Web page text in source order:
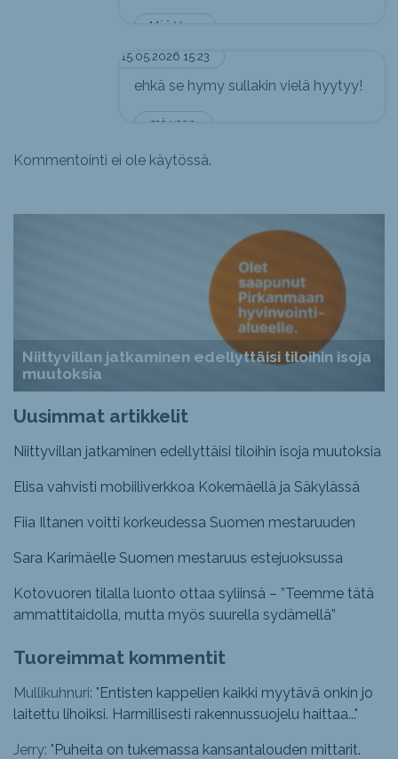
Mää Vaan
15.05.2026 15:23
mä vaan.
ehkä se hymy sullakin vielä hyytyy!
Kommentointi ei ole käytössä.
Niittyvillan jatkaminen edellyttäisi tiloihin isoja
muutoksia
Uusimmat artikkelit
Niittyvillan jatkaminen edellyttäisi tiloihin isoja muutoksia
Elisa vahvisti mobiiliverkkoa Kokemäellä ja Säkylässä
Fiia Iltanen voitti korkeudessa Suomen mestaruuden
Sara Karimäelle Suomen mestaruus estejuoksussa
Kotovuoren tilalla luonto ottaa syliinsä – ”Teemme tätä
ammattitaidolla, mutta myös suurella sydämellä”
Tuoreimmat kommentit
Mullikuhnuri: "Entisten kappelien kaikki myytävä onkin jo
laitettu lihoiksi. Harmillisesti rakennussuojelu haittaa..."
Jerry: "Puheita on tukemassa kansantalouden mittarit.